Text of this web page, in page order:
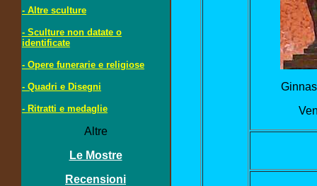
- Altre sculture
- Sculture non datate o
identificate
- Opere funerarie e religiose
- Quadri e Disegni
- Ritratti e medaglie
Altre
Le Mostre
Recensioni